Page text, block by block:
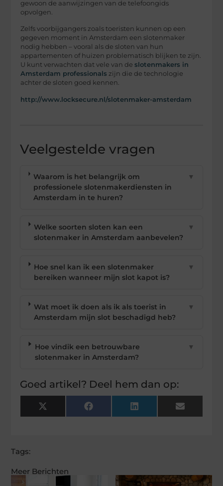
Meer Berichten
gewoon de aanwijzingen van de telefoongids
opvolgen.
Zelfs voorbijgangers zoals toeristen kunnen op een
gegeven moment in Amsterdam een slotenmaker
nodig hebben – vooral als de sloten van hun
appartementen of huizen problematisch blijken te zijn.
U kunt verwachten dat vele van deslotenmakers in
Amsterdam professionals zijn die de technologie
achter de sloten goed kennen.
http://www.locksecure.nl/slotenmaker-amsterdam
Veelgestelde vragen
Waarom is het belangrijk om
professionele slotenmakerdiensten in
Amsterdam in te huren?
▼
Welke soorten sloten kan een
slotenmaker in Amsterdam aanbevelen?
▼
Hoe snel kan ik een slotenmaker
bereiken wanneer mijn slot kapot is?
▼
Wat moet ik doen als ik als toerist in
Amsterdam mijn slot beschadigd heb?
▼
Hoe vindik een betrouwbare
slotenmaker in Amsterdam?
▼
Goed artikel? Deel hem dan op:
X
(Twitter)
Facebook LinkedIn Email
Tags: